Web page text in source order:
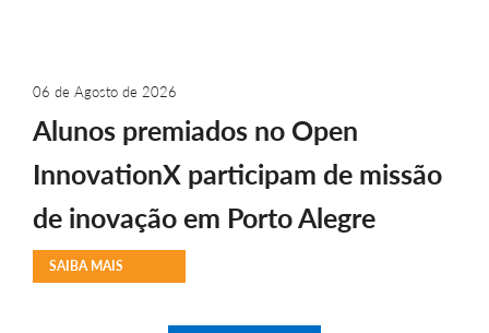
06 de Agosto de 2026
Alunos premiados no Open
InnovationX participam de missão
de inovação em Porto Alegre
SAIBA MAIS